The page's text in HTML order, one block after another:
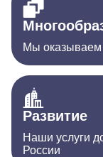
Мы оказываем
Развитие
Наши услуги
России